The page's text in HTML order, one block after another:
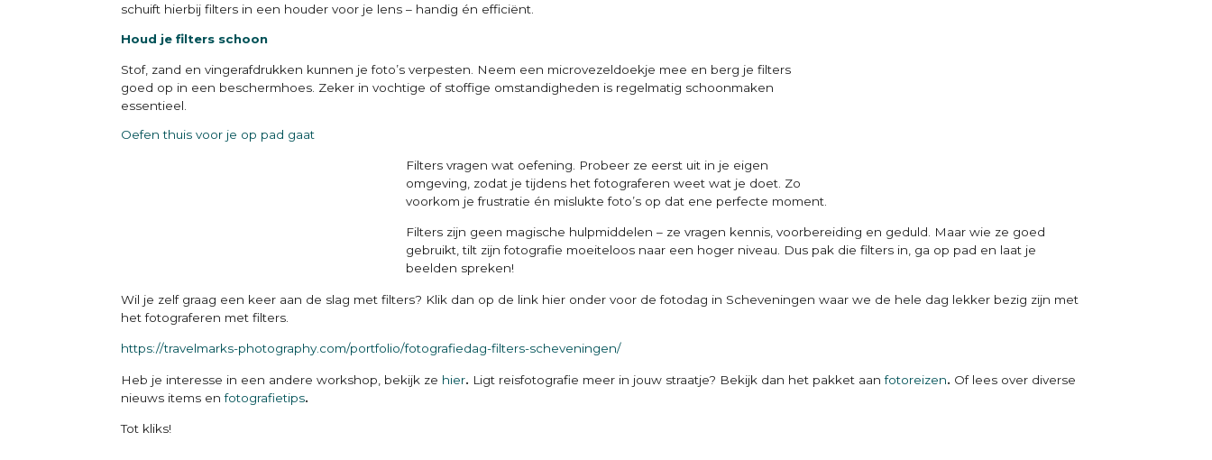
schuift hierbij filters in een houder voor je lens – handig én efficiënt.
Houd je filters schoon
Stof, zand en vingerafdrukken kunnen je foto’s verpesten. Neem een microvezeldoekje mee en berg je filters
goed op in een beschermhoes. Zeker in vochtige of stoffige omstandigheden is regelmatig schoonmaken
essentieel.
Oefen thuis voor je op pad gaat
Filters vragen wat oefening. Probeer ze eerst uit in je eigen
omgeving, zodat je tijdens het fotograferen weet wat je doet. Zo
voorkom je frustratie én mislukte foto’s op dat ene perfecte moment.
Filters zijn geen magische hulpmiddelen – ze vragen kennis, voorbereiding en geduld. Maar wie ze goed
gebruikt, tilt zijn fotografie moeiteloos naar een hoger niveau. Dus pak die filters in, ga op pad en laat je
beelden spreken!
Wil je zelf graag een keer aan de slag met filters? Klik dan op de link hier onder voor de fotodag in Scheveningen waar we de hele dag lekker bezig zijn met
het fotograferen met filters.
https://travelmarks-photography.com/portfolio/fotografiedag-filters-scheveningen/
Heb je interesse in een andere workshop, bekijk ze hier. Ligt reisfotografie meer in jouw straatje? Bekijk dan het pakket aan fotoreizen. Of lees over diverse
nieuws items en fotografietips.
Tot kliks!